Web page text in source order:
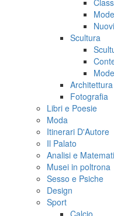
Scultura
Architettura
Fotografia
Libri e Poesie
Moda
Itinerari D'Autore
Il Palato
Analisi e
Musei in poltrona
Sesso e Psiche
Design
Sport